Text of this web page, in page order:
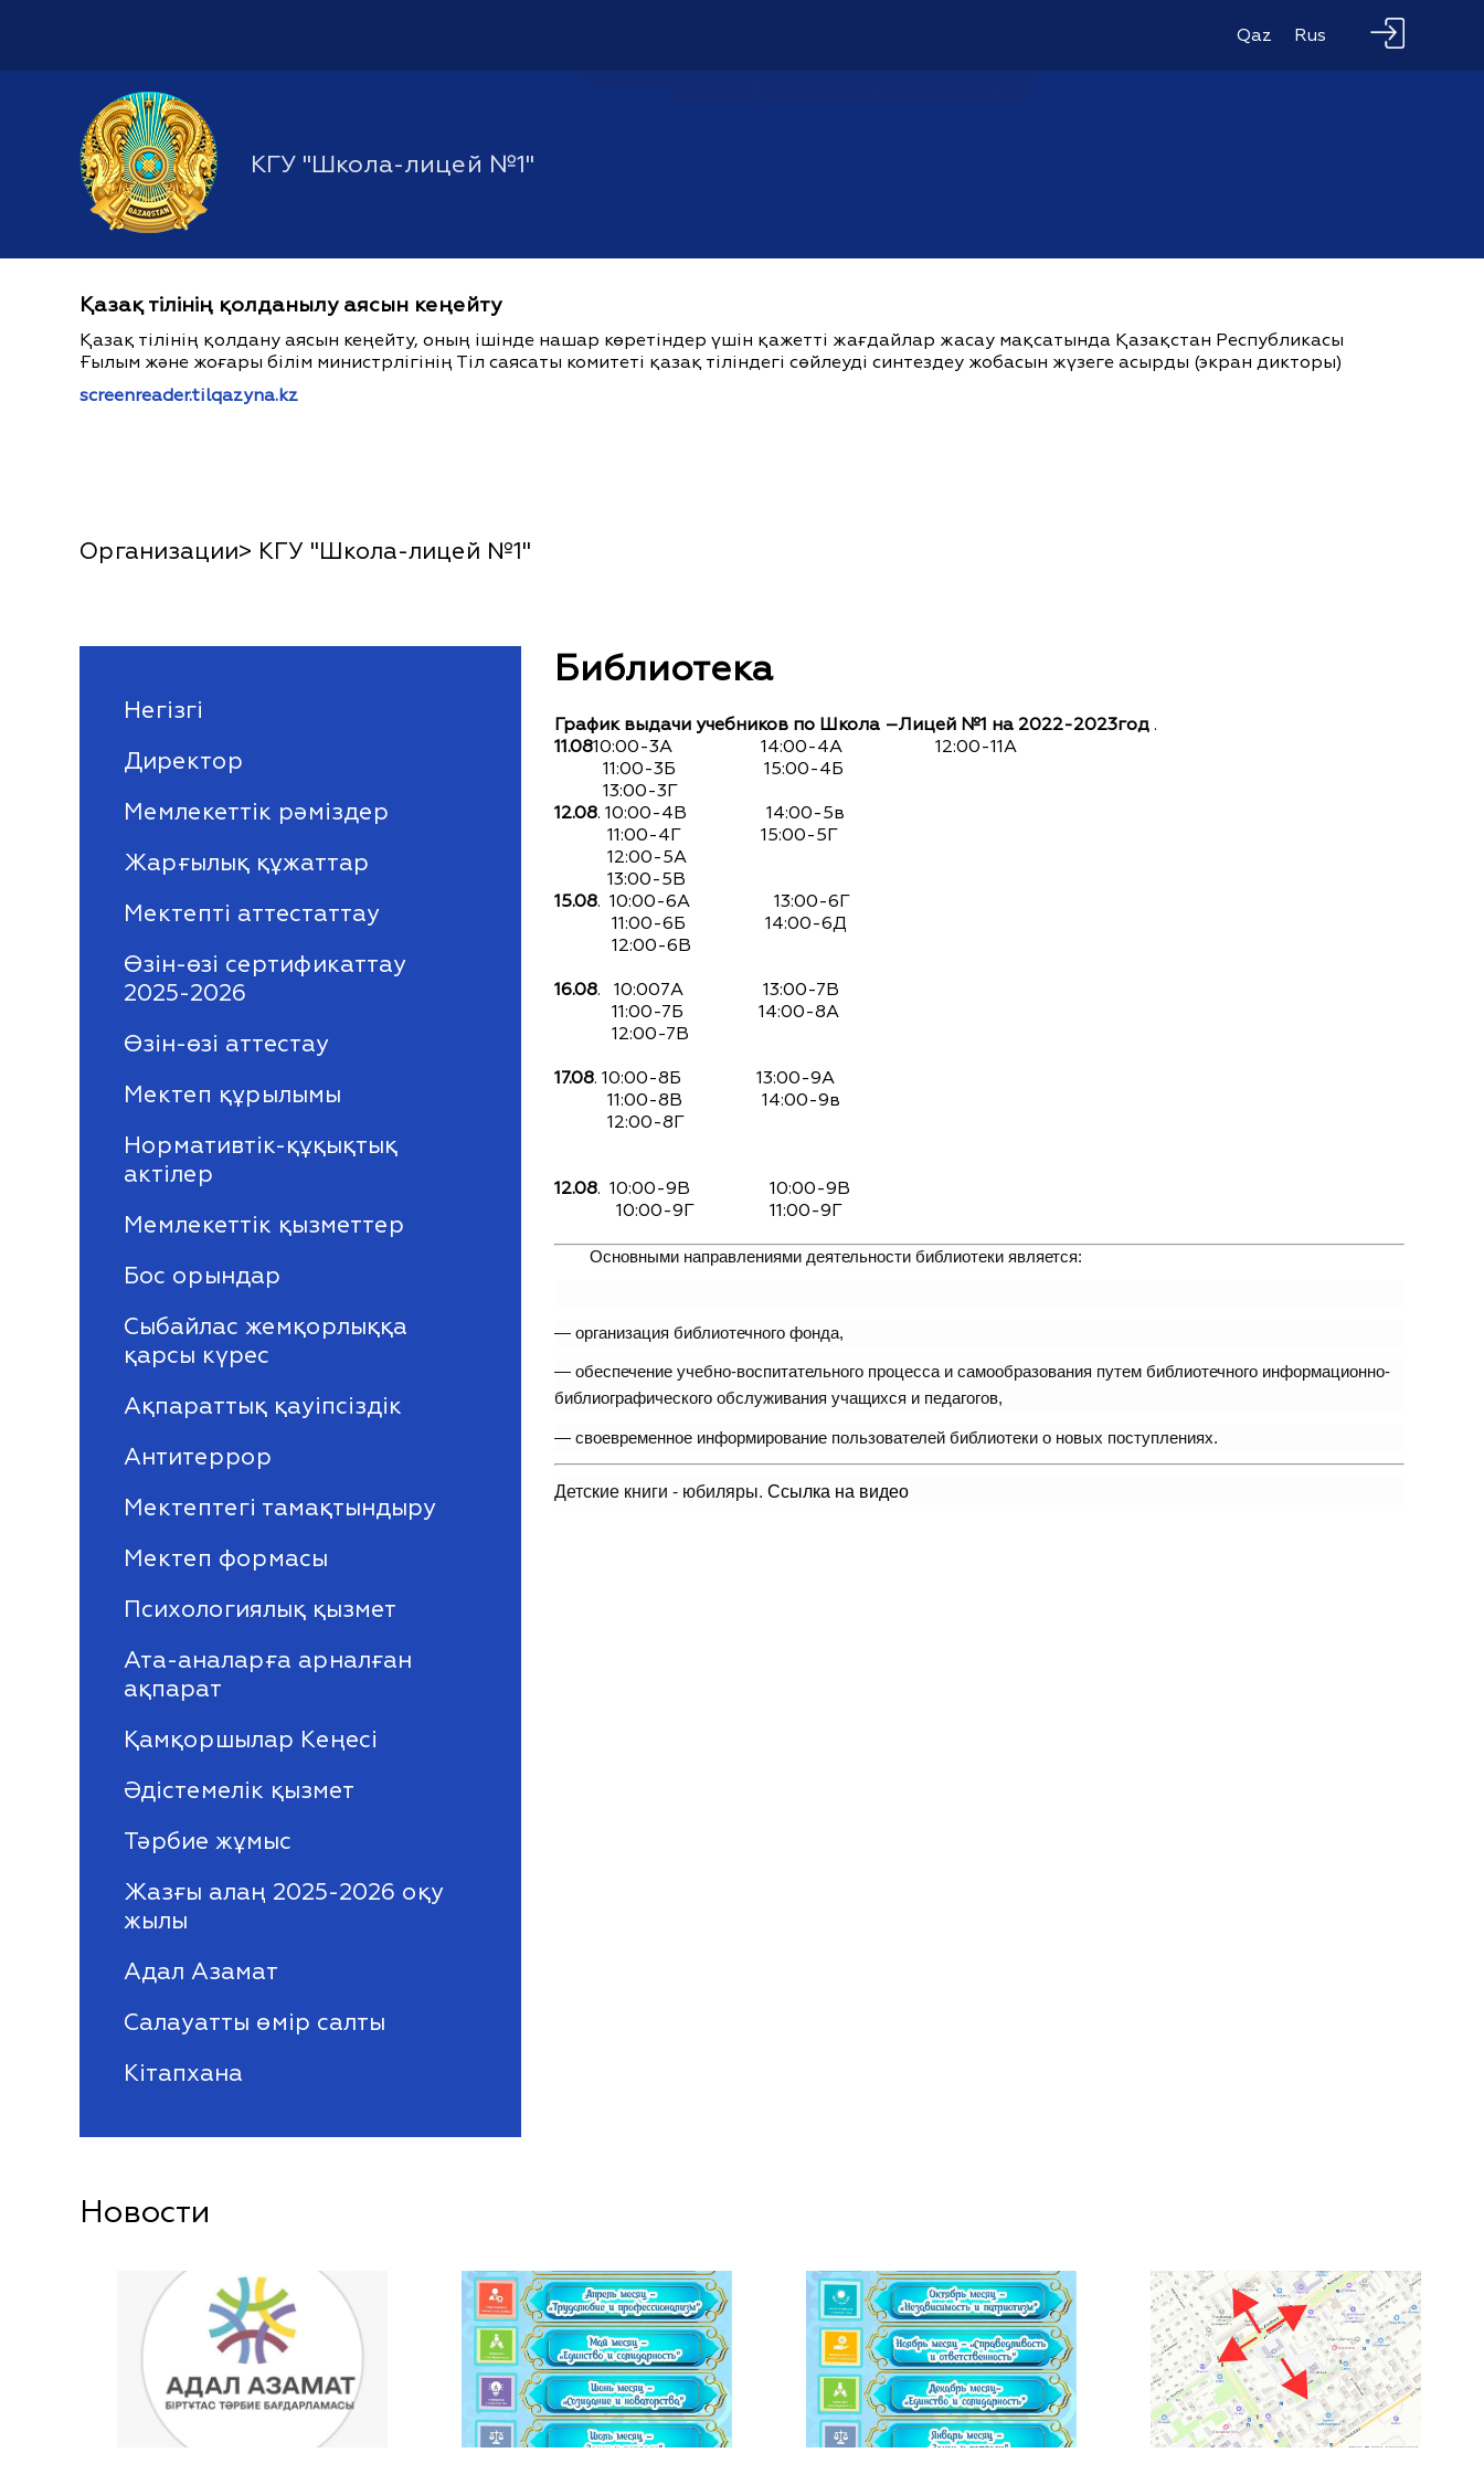
Qaz Rus
КГУ "Школа-лицей №1"
Қазақ тілінің қолданылу аясын кеңейту
Қазақ тілінің қолдану аясын кеңейту, оның ішінде нашар көретіндер үшін қажетті жағдайлар жасау мақсатында Қазақстан Республикасы
Ғылым және жоғары білім министрлігінің Тіл саясаты комитеті қазақ тіліндегі сөйлеуді синтездеу жобасын жүзеге асырды (экран дикторы)
screenreader.tilqazyna.kz
Организации> КГУ "Школа-лицей №1"
Негізгі
Директор
Мемлекеттік рәміздер
Жарғылық құжаттар
Мектепті аттестаттау
Өзін-өзі сертификаттау
2025-2026
Өзін-өзі аттестау
Мектеп құрылымы
Нормативтік-құқықтық
актілер
Мемлекеттік қызметтер
Бос орындар
Сыбайлас жемқорлыққа
қарсы күрес
Ақпараттық қауіпсіздік
Антитеррор
Мектептегі тамақтындыру
Мектеп формасы
Психологиялық қызмет
Ата-аналарға арналған
ақпарат
Қамқоршылар Кеңесі
Әдістемелік қызмет
Тәрбие жұмыс
Жазғы алаң 2025-2026 оқу
жылы
Адал Азамат
Салауатты өмір салты
Кітапхана
Библиотека
График выдачи учебников по Школа –Лицей №1 на 2022-2023год .
11.0810:00-3А 14:00-4А 12:00-11А
11:00-3Б 15:00-4Б
13:00-3Г
12.08. 10:00-4В 14:00-5в
11:00-4Г 15:00-5Г
12:00-5А
13:00-5В
15.08. 10:00-6А 13:00-6Г
11:00-6Б 14:00-6Д
12:00-6В
16.08. 10:007А 13:00-7В
11:00-7Б 14:00-8А
12:00-7В
17.08. 10:00-8Б 13:00-9А
11:00-8В 14:00-9в
12:00-8Г
12.08. 10:00-9В 10:00-9В
10:00-9Г 11:00-9Г
Основными направлениями деятельности библиотеки является:
— организация библиотечного фонда,
— обеспечение учебно-воспитательного процесса и самообразования путем библиотечного информационно-
библиографического обслуживания учащихся и педагогов,
— своевременное информирование пользователей библиотеки о новых поступлениях.
Детские книги - юбиляры. Ссылка на видео
Новости